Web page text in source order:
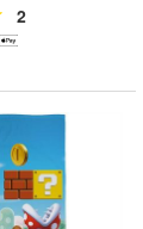
2